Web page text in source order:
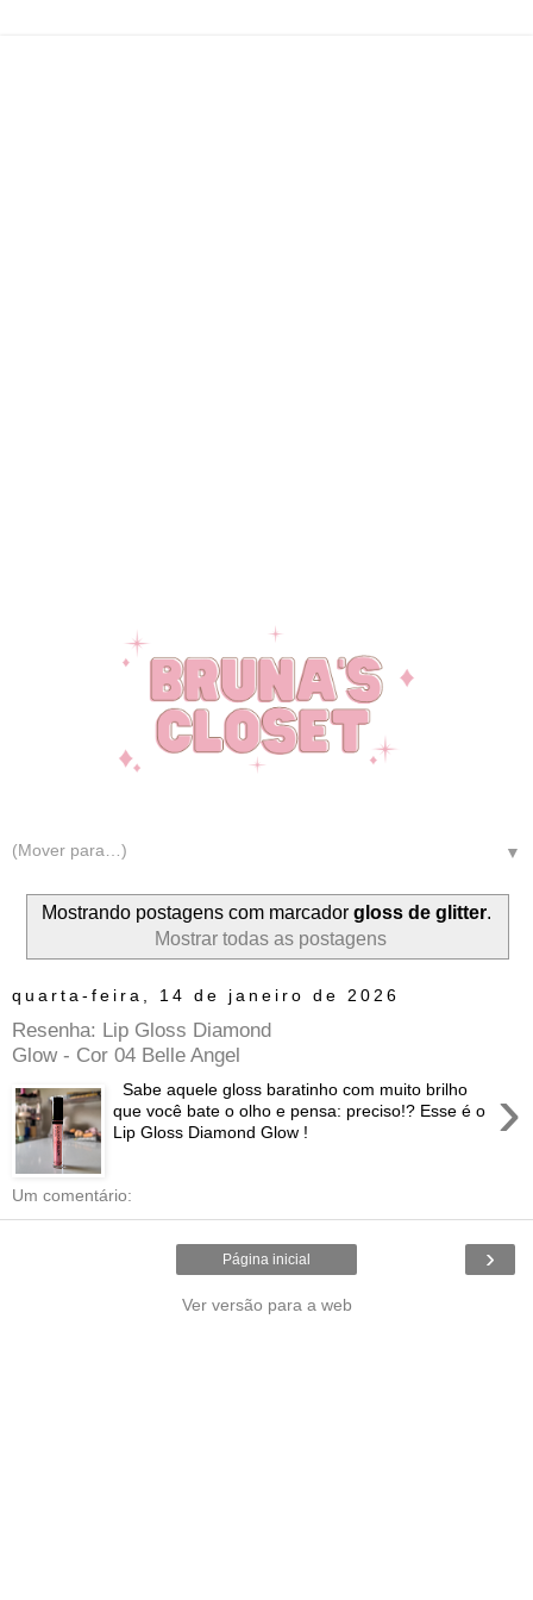
▼
Mostrando postagens com marcador gloss de glitter.
Mostrar todas as postagens
quarta-feira, 14 de janeiro de 2026
Resenha: Lip Gloss Diamond
Glow - Cor 04 Belle Angel
›
Sabe aquele gloss baratinho com muito brilho
que você bate o olho e pensa: preciso!? Esse é o
Lip Gloss Diamond Glow !
Um comentário:
›
Página inicial
Ver versão para a web